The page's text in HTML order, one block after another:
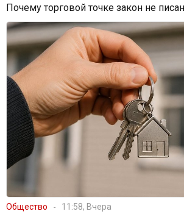
Почему торговой точке закон не
Общество 11:58, Вчера